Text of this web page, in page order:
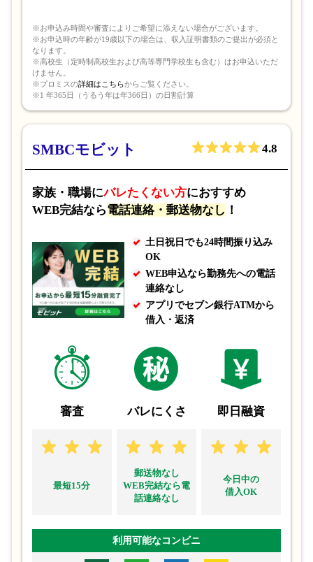
「総量規制」という言葉をお聞きになった方も多いかと思い
ますが、消費者金融は貸金業法でお借入できる金額は年収の
3分の1までと法律で定められているのです。また、銀行から
います。
しまうので、ご注意ください。
必要資料 必要なのは本人確認資料のみ
※お申込み時間や審査によりご希望に添えない場合がございます。
※お申込時の年齢が19歳以下の場合は、収入証明書類のご提出が必須と
なります。
※高校生（定時制高校生および高等専門学校生も含む）はお申込いただ
けません。
※プロミスの詳細はこちらからご覧ください。
※1 年365日（うるう年は年366日）の日割計算
SMBCモビット 4.8
家族・職場にバレたくない方におすすめ
WEB完結なら電話連絡・郵送物なし ！
土日祝日でも24時間振り込み
OK
WEB申込なら勤務先への電話
連絡なし
アプリでセブン銀行ATMから
借入・返済
審査
最短15分
バレにくさ
郵送物なし
WEB完結なら電
話連絡なし
即日融資
今日中の
借入OK
利用可能なコンビニ